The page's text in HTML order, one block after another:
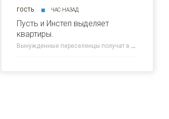
ГОСТЬ ЧАС НАЗАД
Пусть и Инстеп выделяет
квартиры.
Вынужденные переселенцы получат в Курске около 300 квартир от КПД » 46ТВ Курское Интернет Телевидение